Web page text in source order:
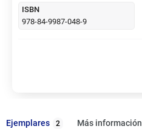
ISBN
978-84-9987-048-9
Ejemplares 2 Más información